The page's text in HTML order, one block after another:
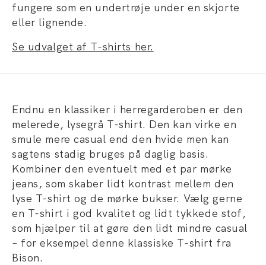
fungere som en undertrøje under en skjorte
eller lignende.
Se udvalget af T-shirts her.
Endnu en klassiker i herregarderoben er den
melerede, lysegrå T-shirt. Den kan virke en
smule mere casual end den hvide men kan
sagtens stadig bruges på daglig basis.
Kombiner den eventuelt med et par mørke
jeans, som skaber lidt kontrast mellem den
lyse T-shirt og de mørke bukser. Vælg gerne
en T-shirt i god kvalitet og lidt tykkede stof,
som hjælper til at gøre den lidt mindre casual
– for eksempel denne klassiske T-shirt fra
Bison.